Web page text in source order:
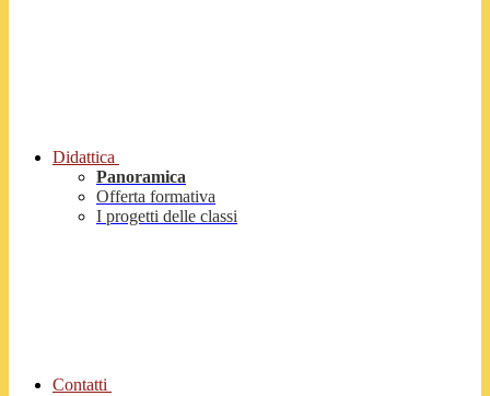
Didattica
Panoramica
Offerta formativa
I progetti delle classi
Contatti